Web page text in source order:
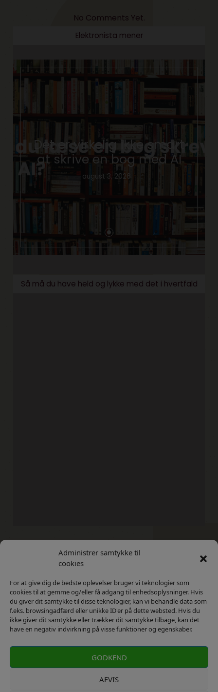
Administrer samtykke til
cookies
For at give dig de bedste oplevelser bruger vi teknologier som
cookies til at gemme og/eller få adgang til enhedsoplysninger. Hvis
du giver dit samtykke til disse teknologier, kan vi behandle data som
f.eks. browsingadfærd eller unikke ID'er på dette websted. Hvis du
ikke giver dit samtykke eller trækker dit samtykke tilbage, kan det
have en negativ indvirkning på visse funktioner og egenskaber.
GODKEND
AFVIS
No Comments Yet.
Elektronista mener
Det er virkelig ikke smart
at skrive en bog med AI
august 3, 2026
Så må du have held og lykke med det i hvertfald
Kontakt